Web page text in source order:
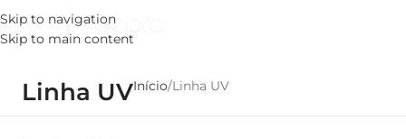
Skip to navigation
Skip to main content
MENU
Linha UVInício Linha UV